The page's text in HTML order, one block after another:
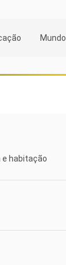
Mundo
e habitação